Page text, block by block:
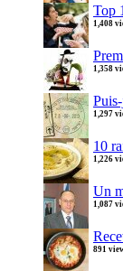
Top
1,408
1,358
1,297
10
1,226
Un
1,087
891